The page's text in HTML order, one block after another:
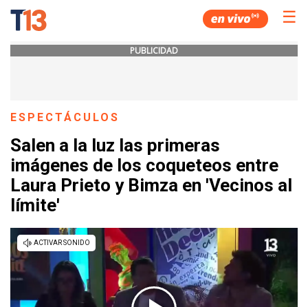
☰
PUBLICIDAD
ESPECTÁCULOS
Salen a la luz las primeras
imágenes de los coqueteos entre
Laura Prieto y Bimza en 'Vecinos al
límite'